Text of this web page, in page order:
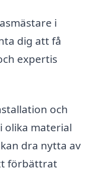
i
dig att få
expertis
och
olika material
dra nytta av
förbättrat